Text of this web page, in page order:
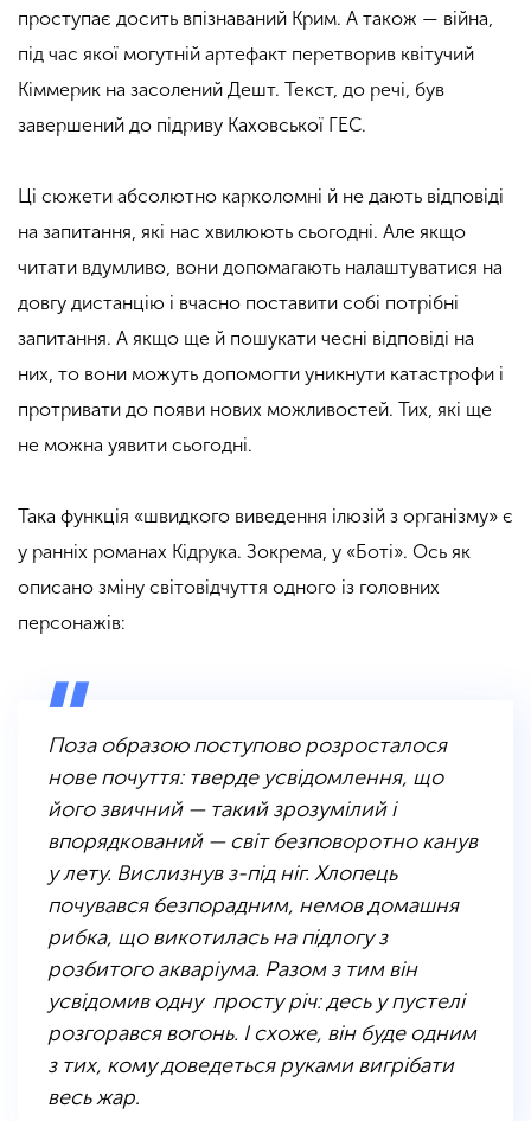
проступає досить впізнаваний Крим. А також — війна,
під час якої могутній артефакт перетворив квітучий
Кіммерик на засолений Дешт. Текст, до речі, був
завершений до підриву Каховської ГЕС.
Ці сюжети абсолютно карколомні й не дають відповіді
на запитання, які нас хвилюють сьогодні. Але якщо
читати вдумливо, вони допомагають налаштуватися на
довгу дистанцію і вчасно поставити собі потрібні
запитання. А якщо ще й пошукати чесні відповіді на
них, то вони можуть допомогти уникнути катастрофи і
протривати до появи нових можливостей. Тих, які ще
не можна уявити сьогодні.
Така функція «швидкого виведення ілюзій з організму» є
у ранніх романах Кідрука. Зокрема, у «Боті». Ось як
описано зміну світовідчуття одного із головних
персонажів:
Поза образою поступово розросталося
нове почуття: тверде усвідомлення, що
його звичний — такий зрозумілий і
впорядкований — світ безповоротно канув
у лету. Вислизнув з-під ніг. Хлопець
почувався безпорадним, немов домашня
рибка, що викотилась на підлогу з
розбитого акваріума. Разом з тим він
усвідомив одну просту річ: десь у пустелі
розгорався вогонь. І схоже, він буде одним
з тих, кому доведеться руками вигрібати
весь жар.